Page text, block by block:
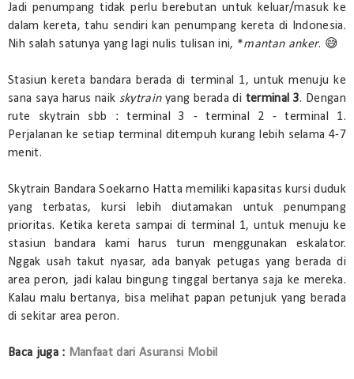
Jadi penumpang tidak perlu berebutan untuk keluar/masuk ke
dalam kereta, tahu sendiri kan penumpang kereta di Indonesia.
Nih salah satunya yang lagi nulis tulisan ini, *mantan anker. 😅
Stasiun kereta bandara berada di terminal 1, untuk menuju ke
sana saya harus naik skytrainyang berada di terminal 3. Dengan
rute skytrain sbb : terminal 3 - terminal 2 - terminal 1.
Perjalanan ke setiap terminal ditempuh kurang lebih selama 4-7
menit.
Skytrain Bandara Soekarno Hatta memiliki kapasitas kursi duduk
yang terbatas, kursi lebih diutamakan untuk penumpang
prioritas. Ketika kereta sampai di terminal 1, untuk menuju ke
stasiun bandara kami harus turun menggunakan eskalator.
Nggak usah takut nyasar, ada banyak petugas yang berada di
area peron, jadi kalau bingung tinggal bertanya saja ke mereka.
Kalau malu bertanya, bisa melihat papan petunjuk yang berada
di sekitar area peron.
Baca juga : Manfaat dari Asuransi Mobil